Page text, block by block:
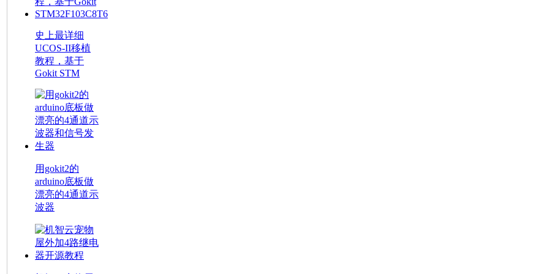
史上最详细
UCOS-II移植
教程，基于
Gokit STM
用gokit2的
arduino底板做
漂亮的4通道示
波器